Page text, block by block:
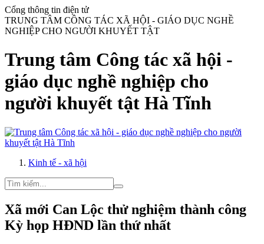
Cổng thông tin điện tử
TRUNG TÂM CÔNG TÁC XÃ HỘI - GIÁO DỤC NGHỀ
NGHIỆP CHO NGƯỜI KHUYẾT TẬT
Trung tâm Công tác xã hội -
giáo dục nghề nghiệp cho
người khuyết tật Hà Tĩnh
Kinh tế - xã hội
Xã mới Can Lộc thử nghiệm thành công
Kỳ họp HĐND lần thứ nhất